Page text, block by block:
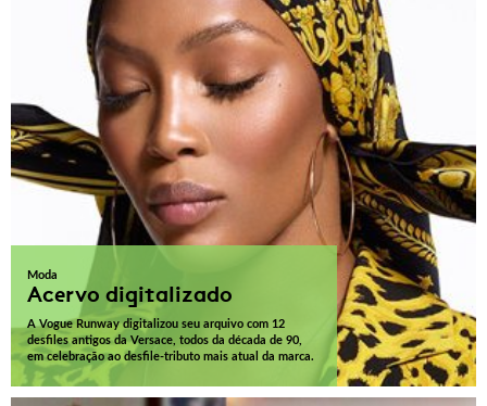
Moda
Acervo digitalizado
A Vogue Runway digitalizou seu arquivo com 12
desfiles antigos da Versace, todos da década de 90,
em celebração ao desfile-tributo mais atual da marca.